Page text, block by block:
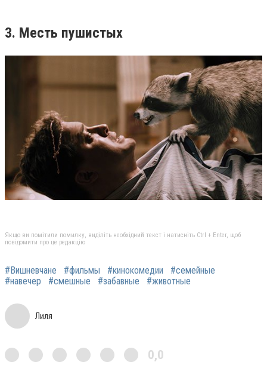
3. Месть пушистых
Якщо ви помітили помилку, виділіть необхідний текст і натисніть Ctrl + Enter, щоб
повідомити про це редакцію
#Вишневчане #фильмы #кинокомедии
#семейные
#навечер
#смешные #забавные #животные
Лиля
0,0